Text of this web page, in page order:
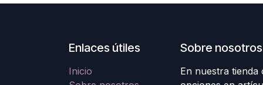
Enlaces útiles
Inicio
Sobre nosotros
En nuestra tienda